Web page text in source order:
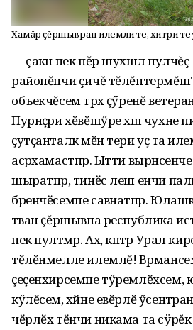
Хамăр çĕршывран илемли те, хитри те
— çакӑн пек пӗр шухӑшлӑ
районӗнчи çичĕ
объекчӗсем тӑрӑх ҫӳренӗ
Пурнӑҫри хӗвӗшӳре хӑш чухне
ҫутҫанталӑк мӗн тери уҫӑ та
асӑрхамастпӑр. Ытти
шыратпӑр, тинӗс леш енчи
бренчӗсемпе савӑнатпӑр.
тӑван ҫӗршывпа республика
пек пултӑмӑр. Ах, кӑнтӑр Урал
тӗлӗнмелле илемлӗ!
ҫеҫенхирсемпе
кӳлӗсем, хӑйне евӗрлӗ
чӗрлӗх тӗнчи никама та